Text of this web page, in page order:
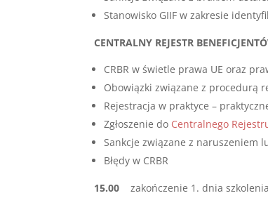
Stanowisko GIIF w zakresie
CENTRALNY REJESTR
CRBR w świetle prawa UE oraz
Obowiązki związane z procedurą
Rejestracja w praktyce –
Zgłoszenie do Centralnego
Sankcje związane z naruszeniem
Błędy w CRBR
15.00 zakończenie 1. dnia szkolenia